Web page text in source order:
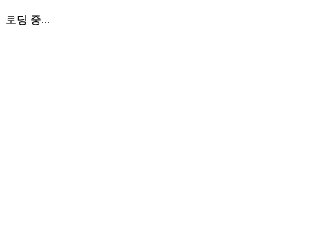
로딩 중...